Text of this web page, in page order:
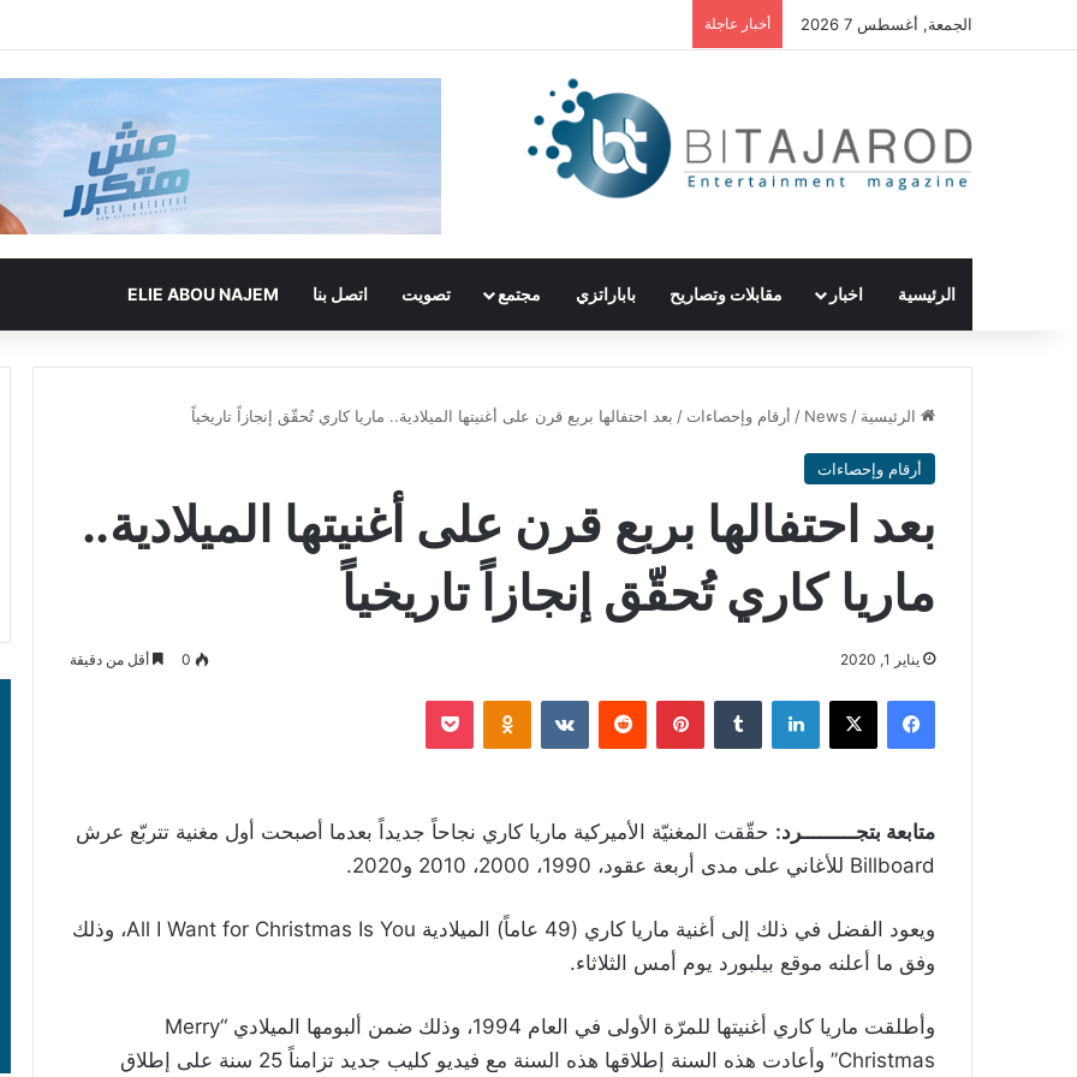
الجمعة, أغسطس 7 2026 أخبار عاجلة
الرئيسية اخبار مقابلات وتصاريح باباراتزي مجتمع تصويت اتصل بنا ELIE ABOU NAJEM
الرئيسية /
News
/ أرقام وإحصاءات / بعد احتفالها بربع قرن على أغنيتها الميلادية.. ماريا كاري تُحقّق إنجازاً تاريخياً
أرقام وإحصاءات
بعد احتفالها بربع قرن على أغنيتها الميلادية..
ماريا كاري تُحقّق إنجازاً تاريخياً
يناير 1, 2020 0 أقل من دقيقة
فيسبوك ‫X لينكدإن بينتيريست Odnoklassniki
‫Pocket
متابعة بتجـــــــــرد: حقّقت المغنيّة الأميركية ماريا كاري نجاحاً جديداً بعدما أصبحت أول مغنية تتربّع عرش
Billboard للأغاني على مدى أربعة عقود، 1990، 2000، 2010 و2020.
ويعود الفضل في ذلك إلى أغنية ماريا كاري (49 عاماً) الميلادية All I Want for Christmas Is You، وذلك
وفق ما أعلنه موقع بيلبورد يوم أمس الثلاثاء.
وأطلقت ماريا كاري أغنيتها للمرّة الأولى في العام 1994، وذلك ضمن ألبومها الميلادي “Merry
Christmas” وأعادت هذه السنة إطلاقها هذه السنة مع فيديو كليب جديد تزامناً 25 سنة على إطلاق